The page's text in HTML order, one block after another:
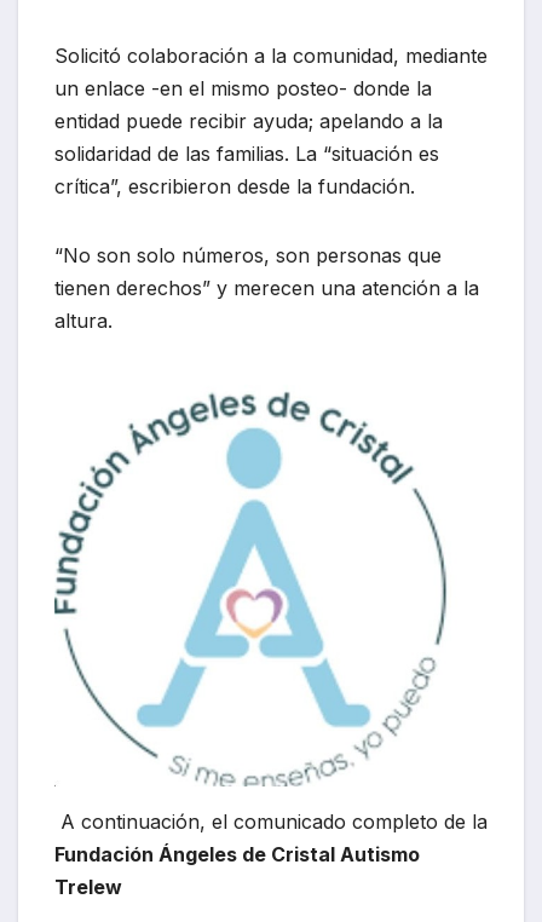
Solicitó colaboración a la comunidad, mediante
un enlace -en el mismo posteo- donde la
entidad puede recibir ayuda; apelando a la
solidaridad de las familias. La “situación es
crítica”, escribieron desde la fundación.
“No son solo números, son personas que
tienen derechos” y merecen una atención a la
altura.
A continuación, el comunicado completo de la
Fundación Ángeles de Cristal Autismo
Trelew